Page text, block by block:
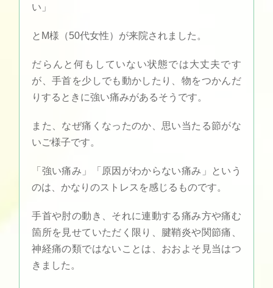
い」
とM様（50代女性）が来院されました。
だらんと何もしていない状態では大丈夫です
が、手首を少しでも動かしたり、物をつかんだ
りするときに強い痛みがあるそうです。
また、なぜ痛くなったのか、思い当たる節がな
いご様子です。
「強い痛み」「原因がわからない痛み」という
のは、かなりのストレスを感じるものです。
手首や肘の動き、それに連動する痛み方や痛む
箇所を見せていただく限り、腱鞘炎や関節痛、
神経痛の類ではないことは、おおよそ見当はつ
きました。